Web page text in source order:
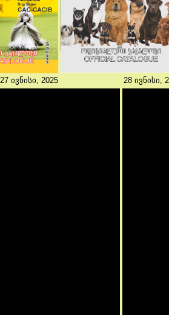
27 ივნისი, 2025 28 ივნისი,